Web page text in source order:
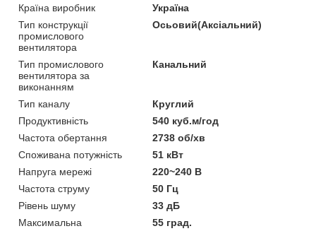
Країна виробник
Україна
Тип конструкції
промислового
вентилятора
Осьовий(Аксіальний)
Тип промислового
вентилятора за
виконанням
Канальний
Тип каналу
Круглий
Продуктивність
540 куб.м/год
Частота обертання
2738 об/хв
Споживана потужність
51 кВт
Напруга мережі
220~240 В
Частота струму
50 Гц
Рівень шуму
33 дБ
Максимальна
55 град.